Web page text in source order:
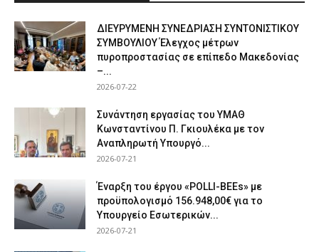
ΔΙΕΥΡΥΜΕΝΗ ΣΥΝΕΔΡΙΑΣΗ ΣΥΝΤΟΝΙΣΤΙΚΟΥ
ΣΥΜΒΟΥΛΙΟΥ Έλεγχος μέτρων
πυροπροστασίας σε επίπεδο Μακεδονίας
–...
2026-07-22
Συνάντηση εργασίας του ΥΜΑΘ
Κωνσταντίνου Π. Γκιουλέκα με τον
Αναπληρωτή Υπουργό...
2026-07-21
Έναρξη του έργου «POLLI-BEEs» με
προϋπολογισμό 156.948,00€ για το
Υπουργείο Εσωτερικών...
2026-07-21